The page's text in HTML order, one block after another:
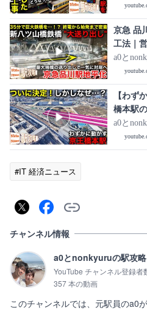
ドア、
駅は【
京急 品
工法｜
録【京
a0と
【わず
橋本駅
攻略
a0と
#IT 経済ニュース
チャンネル情報
a0とnonkyuruの駅攻略
YouTube チャンネル登録者
357 本の動画
このチャンネルでは、元駅員のa0